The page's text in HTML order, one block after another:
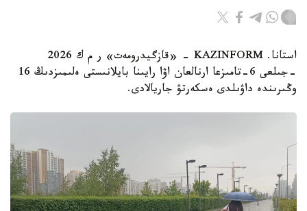
استانا. KAZINFORM - «قازگيدرومەت» ر م ك 2026
-جىلعى 6-تامىزعا ارنالعان اۋا رايىنا بايلانىستى ەلىمىزدىڭ 16
وڭىرىندە داۋىلدى ەسكەرتۋ جاريالادى.